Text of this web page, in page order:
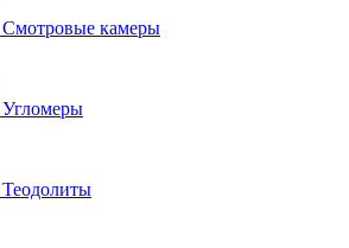
Смотровые камеры
Угломеры
Теодолиты